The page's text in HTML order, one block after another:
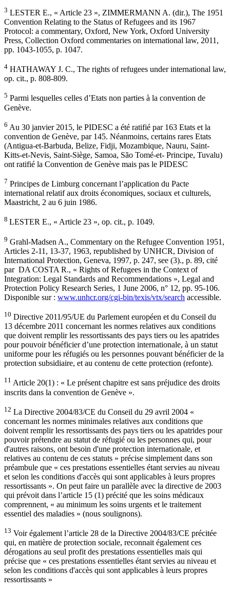
3 LESTER E., « Article 23 », ZIMMERMANN A. (dir.), The 1951
Convention Relating to the Status of Refugees and its 1967
Protocol: a commentary, Oxford, New York, Oxford University
Press, Collection Oxford commentaries on international law, 2011,
pp. 1043-1055, p. 1047.
4 HATHAWAY J. C., The rights of refugees under international law,
op. cit., p. 808-809.
5 Parmi lesquelles celles d’Etats non parties à la convention de
Genève.
6 Au 30 janvier 2015, le PIDESC a été ratifié par 163 Etats et la
convention de Genève, par 145. Néanmoins, certains rares Etats
(Antigua-et-Barbuda, Belize, Fidji, Mozambique, Nauru, Saint-
Kitts-et-Nevis, Saint-Siège, Samoa, São Tomé-et- Principe, Tuvalu)
ont ratifié la Convention de Genève mais pas le PIDESC
7 Principes de Limburg concernant l’application du Pacte
international relatif aux droits économiques, sociaux et culturels,
Maastricht, 2 au 6 juin 1986.
8 LESTER E., « Article 23 », op. cit., p. 1049.
9 Grahl-Madsen A., Commentary on the Refugee Convention 1951,
Articles 2-11, 13-37, 1963, republished by UNHCR, Division of
International Protection, Geneva, 1997, p. 247, see (3)., p. 89, cité
par DA COSTA R., « Rights of Refugees in the Context of
Integration: Legal Standards and Recommendations », Legal and
Protection Policy Research Series, 1 June 2006, n° 12, pp. 95-106.
Disponible sur : www.unhcr.org/cgi-bin/texis/vtx/search accessible.
10 Directive 2011/95/UE du Parlement européen et du Conseil du
13 décembre 2011 concernant les normes relatives aux conditions
que doivent remplir les ressortissants des pays tiers ou les apatrides
pour pouvoir bénéficier d’une protection internationale, à un statut
uniforme pour les réfugiés ou les personnes pouvant bénéficier de la
protection subsidiaire, et au contenu de cette protection (refonte).
11 Article 20(1) : « Le présent chapitre est sans préjudice des droits
inscrits dans la convention de Genève ».
12 La Directive 2004/83/CE du Conseil du 29 avril 2004 «
concernant les normes minimales relatives aux conditions que
doivent remplir les ressortissants des pays tiers ou les apatrides pour
pouvoir prétendre au statut de réfugié ou les personnes qui, pour
d'autres raisons, ont besoin d'une protection internationale, et
relatives au contenu de ces statuts » précise simplement dans son
préambule que « ces prestations essentielles étant servies au niveau
et selon les conditions d'accès qui sont applicables à leurs propres
ressortissants ». On peut faire un parallèle avec la directive de 2003
qui prévoit dans l’article 15 (1) précité que les soins médicaux
comprennent, « au minimum les soins urgents et le traitement
essentiel des maladies » (nous soulignons).
13 Voir également l’article 28 de la Directive 2004/83/CE précitée
qui, en matière de protection sociale, reconnait également ces
dérogations au seul profit des prestations essentielles mais qui
précise que « ces prestations essentielles étant servies au niveau et
selon les conditions d'accès qui sont applicables à leurs propres
ressortissants »